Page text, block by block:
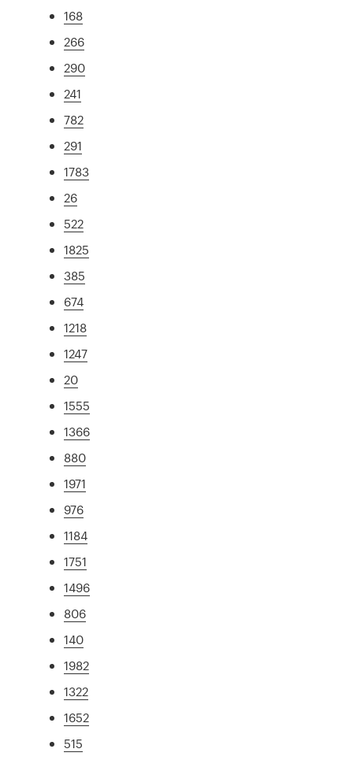
168
266
290
241
782
291
1783
26
522
1825
385
674
1218
1247
20
1555
1366
880
1971
976
1184
1751
1496
806
140
1982
1322
1652
515